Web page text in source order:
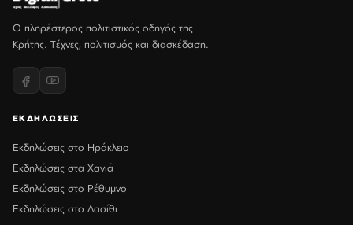
Ο πληρέστερος πολιτιστικός οδηγός της
Κρήτης. Τέχνες, πολιτισμός και διασκέδαση.
ΕΚΔΗΛΩΣΕΙΣ
Εκδηλώσεις στο Ηράκλειο
Εκδηλώσεις στα Χανιά
Εκδηλώσεις στο Ρέθυμνο
Εκδηλώσεις στο Λασίθι